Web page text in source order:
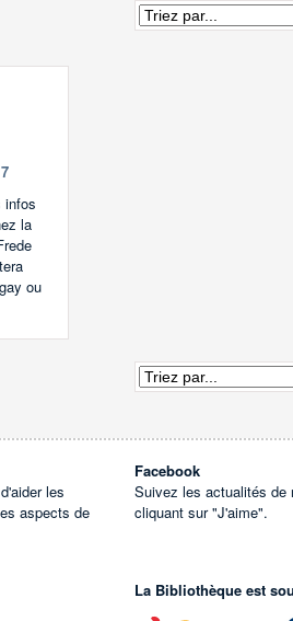
infos
la
ou
les
aspects de
Facebook
Suivez les actualités de
cliquant sur "J'aime".
La Bibliothèque est